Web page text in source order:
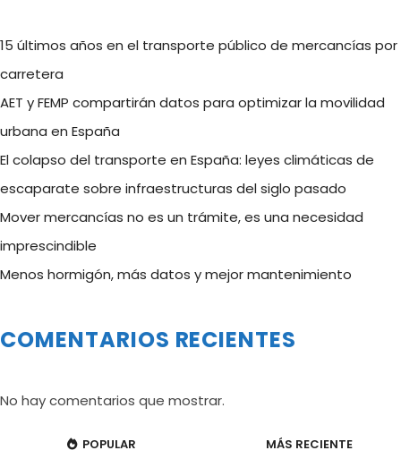
15 últimos años en el transporte público de mercancías por
carretera
AET y FEMP compartirán datos para optimizar la movilidad
urbana en España
El colapso del transporte en España: leyes climáticas de
escaparate sobre infraestructuras del siglo pasado
Mover mercancías no es un trámite, es una necesidad
imprescindible
Menos hormigón, más datos y mejor mantenimiento
COMENTARIOS RECIENTES
No hay comentarios que mostrar.
POPULAR MÁS RECIENTE